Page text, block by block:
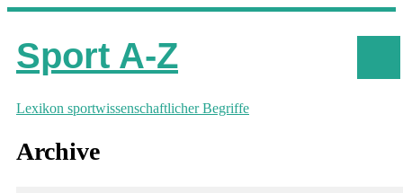
Sport A-Z
Lexikon sportwissenschaftlicher Begriffe
Archive